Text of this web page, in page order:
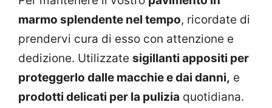
marmo splendente nel tempo, ricordate di
prendervi cura di esso con attenzione e
dedizione. Utilizzate sigillanti appositi per
proteggerlo dalle macchie e dai danni, e
prodotti delicati per la pulizia quotidiana.